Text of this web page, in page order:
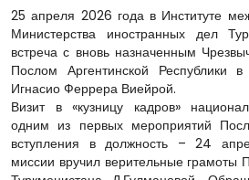
25 апреля 2026 года в Институте
Министерства иностранных дел
встреча с вновь назначенным
Послом Аргентинской Республики
Игнасио Феррера Виейрой.
Визит в «кузницу кадров»
одним из первых мероприятий
вступления в должность – 24
миссии вручил верительные